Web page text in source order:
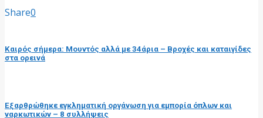
Share0
Καιρός σήμερα: Μουντός αλλά με 34άρια – Βροχές και καταιγίδες
στα ορεινά
Eξαρθρώθηκε εγκληματική οργάνωση για εμπορία όπλων και
ναρκωτικών – 8 συλλήψεις